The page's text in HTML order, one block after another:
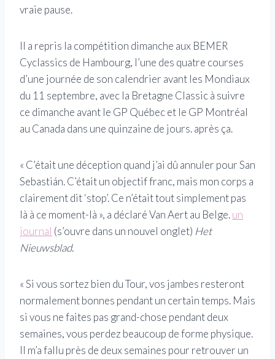
vraie pause.
Il a repris la compétition dimanche aux BEMER
Cyclassics de Hambourg, l’une des quatre courses
d’une journée de son calendrier avant les Mondiaux
du 11 septembre, avec la Bretagne Classic à suivre
ce dimanche avant le GP Québec et le GP Montréal
au Canada dans une quinzaine de jours. après ça.
« C’était une déception quand j’ai dû annuler pour San
Sebastián. C’était un objectif franc, mais mon corps a
clairement dit ‘stop’. Ce n’était tout simplement pas
là à ce moment-là », a déclaré Van Aert au Belge.un
journal (s’ouvre dans un nouvel onglet) Het
Nieuwsblad.
« Si vous sortez bien du Tour, vos jambes resteront
normalement bonnes pendant un certain temps. Mais
si vous ne faites pas grand-chose pendant deux
semaines, vous perdez beaucoup de forme physique.
Il m’a fallu près de deux semaines pour retrouver un